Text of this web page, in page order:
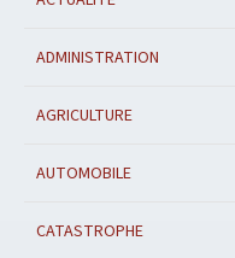
ADMINISTRATION
AGRICULTURE
AUTOMOBILE
CATASTROPHE